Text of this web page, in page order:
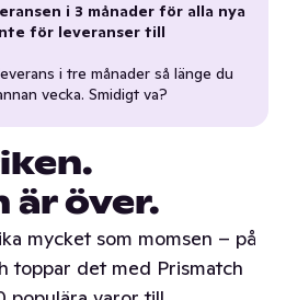
i 3 månader för alla nya
för leveranser till
i tre månader så länge du
vecka. Smidigt va?
är över.
mycket som momsen – på
toppar det med Prismatch